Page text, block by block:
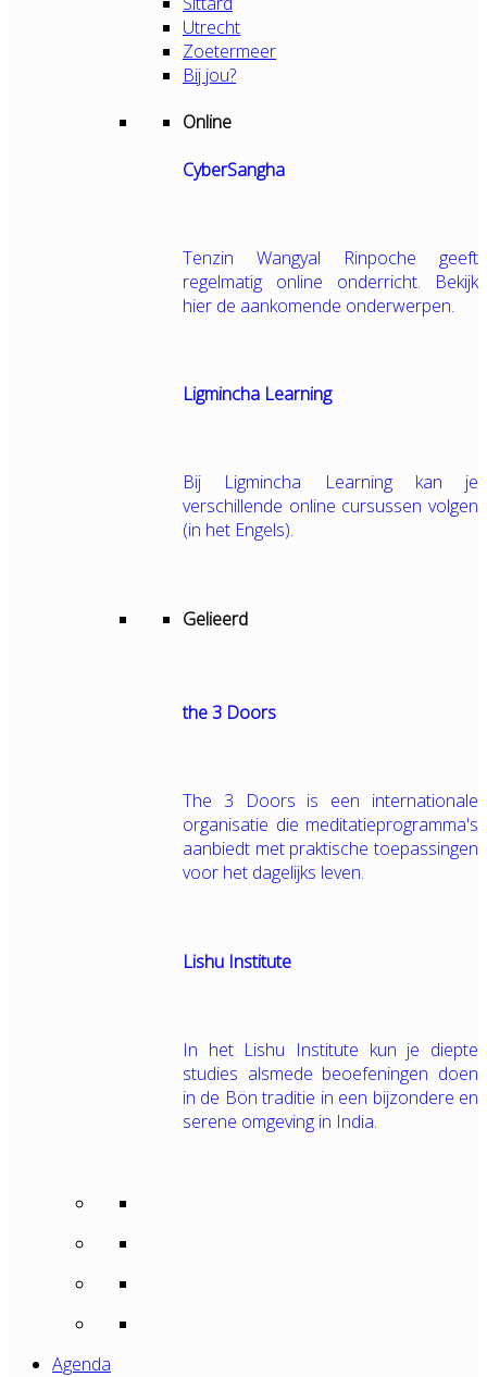
Utrecht
Zoetermeer
Bij jou?
Online
CyberSangha
Tenzin Wangyal Rinpoche geeft
regelmatig online onderricht. Bekijk
hier de aankomende onderwerpen.
Ligmincha Learning
Bij Ligmincha Learning kan je
verschillende online cursussen volgen
(in het Engels).
Gelieerd
the 3 Doors
The 3 Doors is een internationale
organisatie die meditatieprogramma's
aanbiedt met praktische toepassingen
voor het dagelijks leven.
Lishu Institute
In het Lishu Institute kun je diepte
studies alsmede beoefeningen doen
in de Bön traditie in een bijzondere en
serene omgeving in India.
Agenda